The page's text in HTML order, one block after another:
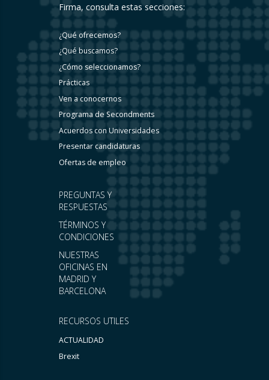
RECURSOS UTILES
ACTUALIDAD
Brexit
PREGUNTAS Y
RESPUESTAS
TÉRMINOS Y
CONDICIONES
NUESTRAS
OFICINAS EN
MADRID Y
BARCELONA
Firma, consulta estas secciones:
¿Qué ofrecemos?
¿Qué buscamos?
¿Cómo seleccionamos?
Prácticas
Ven a conocernos
Programa de Secondments
Acuerdos con Universidades
Presentar candidaturas
Ofertas de empleo